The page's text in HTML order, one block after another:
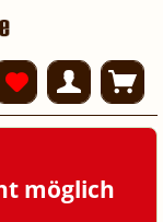
möglich